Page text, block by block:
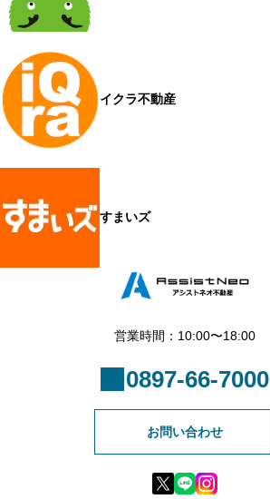
イクラ不動産
すまいズ
営業時間：10:00〜18:00
0897-66-7000
お問い合わせ